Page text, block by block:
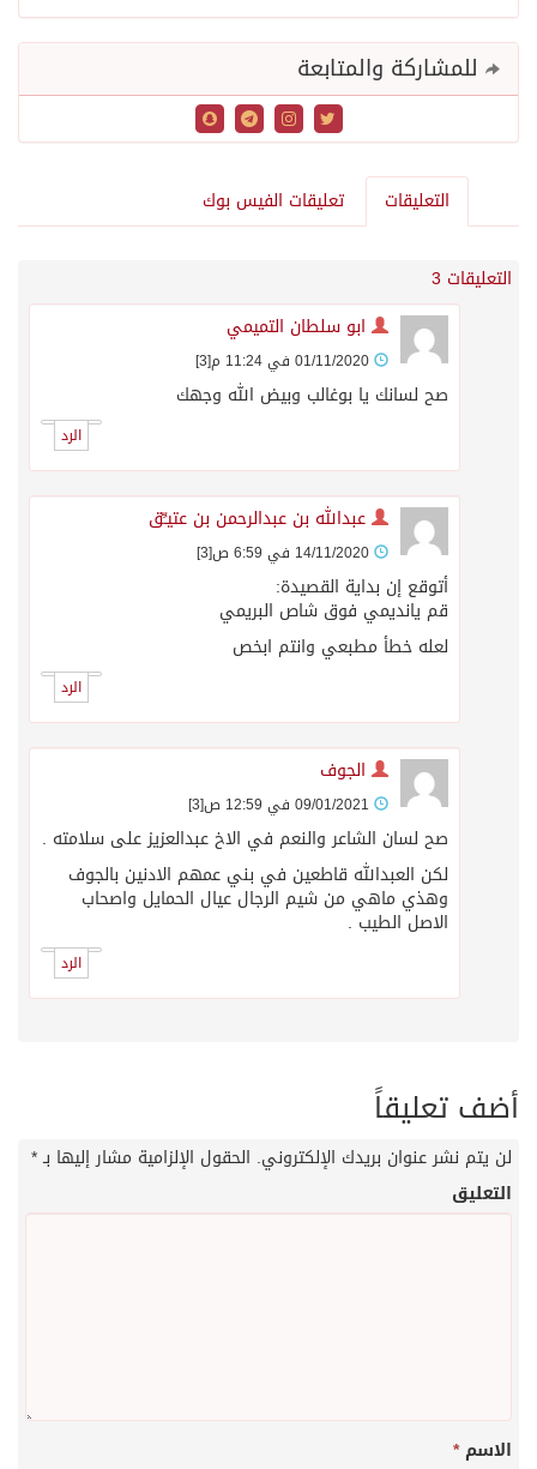
للمشاركة والمتابعة
التعليقات تعليقات الفيس بوك
التعليقات 3
ابو سلطان التميمي
01/11/2020 في 11:24 م [3]
صح لسانك يا بوغالب وبيض الله وجهك
الرد
عبدالله بن عبدالرحمن بن عتيـِّق
14/11/2020 في 6:59 ص [3]
أتوقع إن بداية القصيدة:
قم يانديمي فوق شاص البريمي
لعله خطأ مطبعي وانتم ابخص
الرد
الجوف
09/01/2021 في 12:59 ص [3]
صح لسان الشاعر والنعم في الاخ عبدالعزيز على سلامته .
لكن العبدالله قاطعين في بني عمهم الادنين بالجوف
وهذي ماهي من شيم الرجال عيال الحمايل واصحاب
الاصل الطيب .
الرد
أضف تعليقاً
لن يتم نشر عنوان بريدك الإلكتروني. الحقول الإلزامية مشار إليها بـ*
التعليق
الاسم*